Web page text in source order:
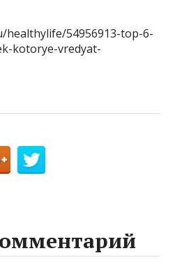
54956913-top-6-
kotorye-vredyat-